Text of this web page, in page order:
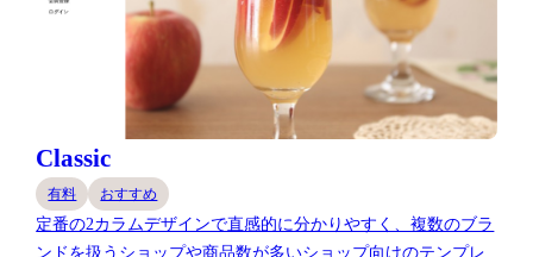
Classic
有料 おすすめ
定番の2カラムデザインで直感的に分かりやすく、複数のブラ
ンドを扱うショップや商品数が多いショップ向けのテンプレ